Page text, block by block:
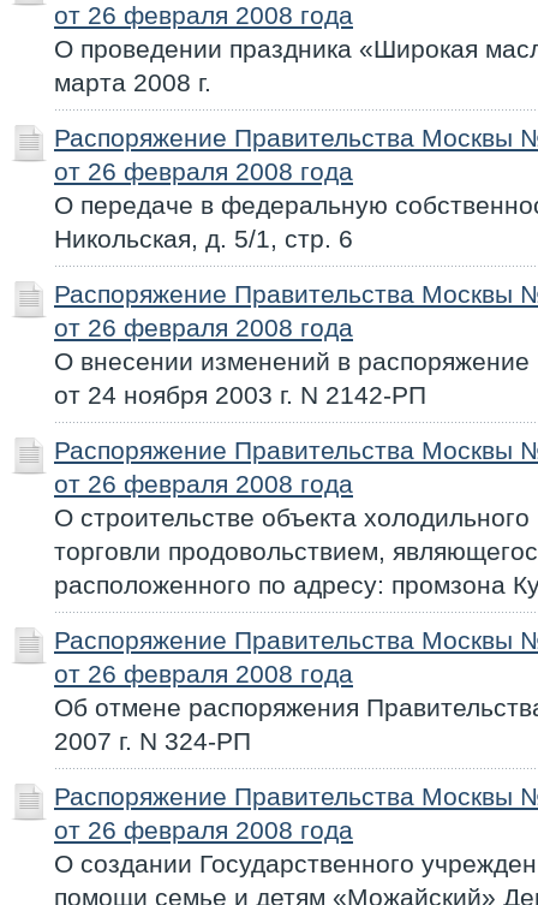
от 26 февраля 2008 года
О проведении праздника «Широкая
марта 2008 г.
Распоряжение Правительства Москвы
от 26 февраля 2008 года
О передаче в федеральную
Никольская, д. 5/1, стр. 6
Распоряжение Правительства Москвы
от 26 февраля 2008 года
О внесении изменений в
от 24 ноября 2003 г. N 2142-РП
Распоряжение Правительства Москвы
от 26 февраля 2008 года
О строительстве объекта
торговли продовольствием,
расположенного по адресу: промзона
Распоряжение Правительства Москвы
от 26 февраля 2008 года
Об отмене распоряжения
2007 г. N 324-РП
Распоряжение Правительства Москвы
от 26 февраля 2008 года
О создании Государственного
помощи семье и детям «Можайский»